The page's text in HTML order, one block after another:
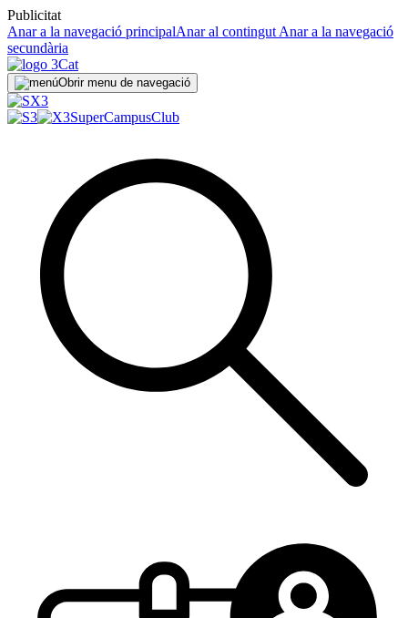
Publicitat
Anar a la navegació principalAnar al contingut Anar a la navegació
secundària
Obrir menu de navegació
SuperCampusClub